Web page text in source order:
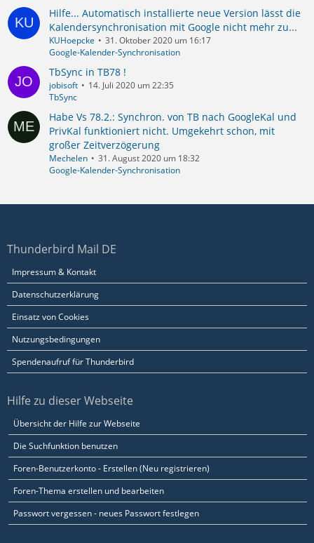
Hilfe... Automatisch installierte neue Version lässt die
Kalendersynchronisation mit Google nicht mehr zu...
KUHoepcke
31. Oktober 2020 um 16:17
Google-Kalender-Synchronisation
TbSync in TB78 !
jobisoft
14. Juli 2020 um 22:35
TbSync
Habe Vs 78.2.: Synchron. von TB nach GoogleKal und
PrivKal funktioniert nicht. Umgekehrt schon, mit
großer Zeitverzögerung
Mechelen
31. August 2020 um 18:32
Google-Kalender-Synchronisation
Thunderbird Mail DE
Impressum & Kontakt
Datenschutzerklärung
Einsatz von Cookies
Nutzungsbedingungen
Spendenaufruf für Thunderbird
Hilfe zu dieser Webseite
Übersicht der Hilfe zur Webseite
Die Suchfunktion benutzen
Foren-Benutzerkonto - Erstellen (Neu registrieren)
Foren-Thema erstellen und bearbeiten
Passwort vergessen - neues Passwort festlegen